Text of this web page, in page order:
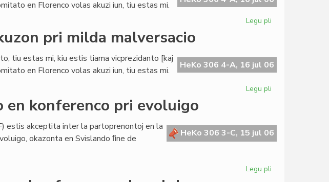
en Florenco volas akuzi iun, tiu estas mi.
Legu pli
pri
milda
pri milda malversacio
HeKo 306 4-A, 16 jul 06
tiu estas mi, kiu estis tiama vicprezidanto [kaj
en Florenco volas akuzi iun, tiu estas mi.
Legu pli
pri
milda
en konferenco pri evoluigo
HeKo 306 3-C, 15 jul 06
estis akceptita inter la partoprenontoj en la
okazonta en Svislando ﬁne de
Legu pli